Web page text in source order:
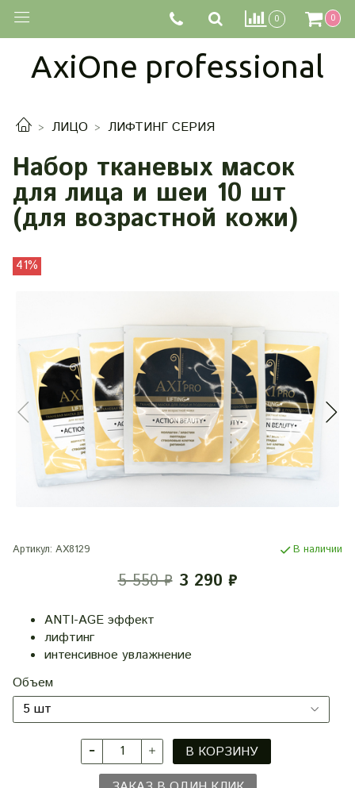
0 0
AxiOne professional
ЛИЦО ЛИФТИНГ СЕРИЯ
Набор тканевых масок
для лица и шеи 10 шт
(для возрастной кожи)
41%
Артикул: АХ8129 В наличии
5 550 ₽ 3 290 ₽
ANTI-AGE эффект
лифтинг
интенсивное увлажнение
Объем
В КОРЗИНУ